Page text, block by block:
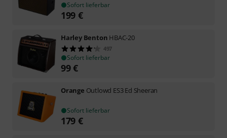
Sofort lieferbar
199 €
Harley Benton HBAC-20
497
Sofort lieferbar
99€
Orange Outlowd ES3 Ed Sheeran
Sofort lieferbar
179 €